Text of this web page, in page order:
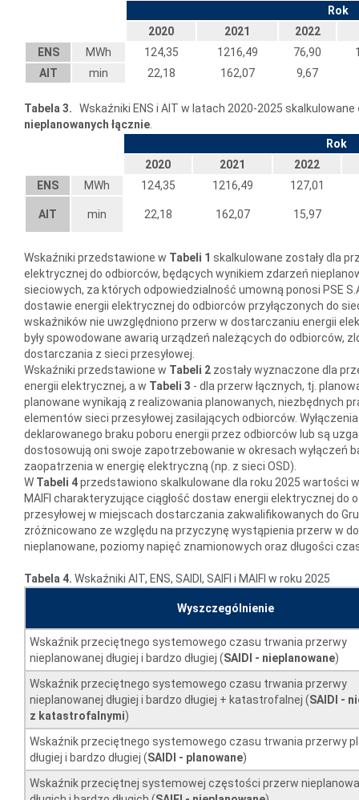
Rok
2020
2021
2022
ENS
MWh 124,35 1216,49 76,90
AIT
min 22,18 162,07 9,67
Tabela 3. Wskaźniki ENS i AIT w latach 2020-2025 skalkulowane
nieplanowanych łącznie
Rok
2020
2021
2022
ENS
MWh 124,35 1216,49 127,01
AIT min 22,18 162,07 15,97
Wskaźniki przedstawione w Tabeli 1 skalkulowane zostały dla
elektrycznej do odbiorców, będących wynikiem zdarzeń
sieciowych, za których odpowiedzialność umowną ponosi PSE
dostawie energii elektrycznej do odbiorców przyłączonych do
wskaźników nie uwzględniono przerw w dostarczaniu energii
były spowodowane awarią urządzeń należących do odbiorców,
dostarczania z sieci przesyłowej.
Wskaźniki przedstawione w Tabeli 2 zostały wyznaczone dla
energii elektrycznej, a w Tabeli 3 - dla przerw łącznych, tj.
planowane wynikają z realizowania planowanych, niezbędnych
elementów sieci przesyłowej zasilających odbiorców.
deklarowanego braku poboru energii przez odbiorców lub są
dostosowują oni swoje zapotrzebowanie w okresach wyłączeń
zaopatrzenia w energię elektryczną (np. z sieci OSD).
W Tabeli 4przedstawiono skalkulowane dla roku 2025 wartości
MAIFI charakteryzujące ciągłość dostaw energii elektrycznej do
przesyłowej w miejscach dostarczania zakwalifikowanych do
zróżnicowano ze względu na przyczynę wystąpienia przerw w
nieplanowane, poziomy napięć znamionowych oraz długości
Tabela 4. Wskaźniki AIT, ENS, SAIDI, SAIFI i MAIFI w roku 2025
Wyszczególnienie
Wskaźnik przeciętnego systemowego czasu trwania przerwy
nieplanowanej długiej i bardzo długiej (SAIDI - nieplanowane)
Wskaźnik przeciętnego systemowego czasu trwania przerwy
nieplanowanej długiej i bardzo długiej + katastrofalnej (SAIDI -
z katastrofalnymi)
Wskaźnik przeciętnego systemowego czasu trwania przerwy
długiej i bardzo długiej (SAIDI - planowane)
Wskaźnik przeciętnej systemowej częstości przerw